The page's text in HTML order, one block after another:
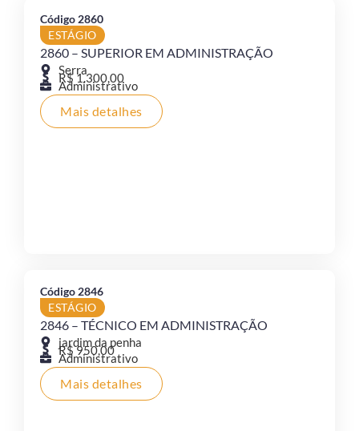
Código 2860
ESTÁGIO
2860 – SUPERIOR EM ADMINISTRAÇÃO
Serra
R$ 1.300,00
Administrativo
Mais detalhes
Código 2846
ESTÁGIO
2846 – TÉCNICO EM ADMINISTRAÇÃO
jardim da penha
R$ 950,00
Administrativo
Mais detalhes